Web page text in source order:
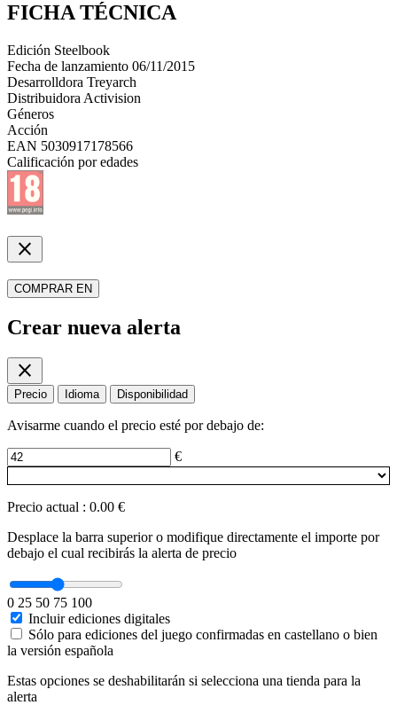
FICHA TÉCNICA
Edición Steelbook
Fecha de lanzamiento 06/11/2015
Desarrolldora Treyarch
Distribuidora Activision
Géneros
Acción
EAN 5030917178566
Calificación por edades
close
COMPRAR EN
Crear nueva alerta
close
Precio Idioma Disponibilidad
Avisarme cuando el precio esté por debajo de:
€
Precio actual : 0.00 €
Desplace la barra superior o modifique directamente el importe por
debajo el cual recibirás la alerta de precio
0 25 50 75 100
Incluir ediciones digitales
Sólo para ediciones del juego confirmadas en castellano o bien
la versión española
Estas opciones se deshabilitarán si selecciona una tienda para la
alerta